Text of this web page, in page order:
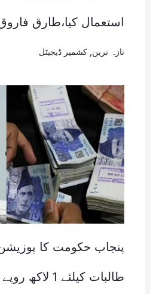
استعمال کیا،طارق
تازہ ترین کشمیر ڈیجیٹل
پنجاب حکومت کا
طالبات کیلئے 1 لاکھ روپے انعام کا اعلان